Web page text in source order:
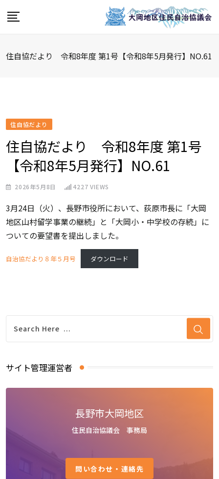
to
住自協だより 令和8年度 第1号【令和8年5月発行】NO.61
住自協だより
住自協だより 令和8年度 第1号
【令和8年5月発行】NO.61
2026年5月8日 4227 VIEWS
3月24日（火）、長野市役所において、荻原市長に「大岡
地区山村留学事業の継続」と「大岡小・中学校の存続」に
ついての要望書を提出しました。
自治協だより８年５月号 ダウンロード
サイト管理運営者
長野市大岡地区
住民自治協議会 事務局
問い合わせ・連絡先